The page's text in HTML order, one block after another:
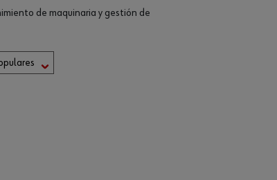
de maquinaria y gestión de